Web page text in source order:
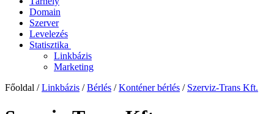
Domain
Szerver
Levelezés
Statisztika
Linkbázis
Marketing
Főoldal /Linkbázis /Bérlés /Konténer bérlés / Szerviz-Trans Kft.